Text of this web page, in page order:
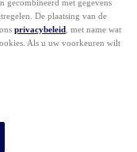
gecombineerd met gegevens
De plaatsing van de
privacybeleid , met name wat
Als u uw voorkeuren wilt